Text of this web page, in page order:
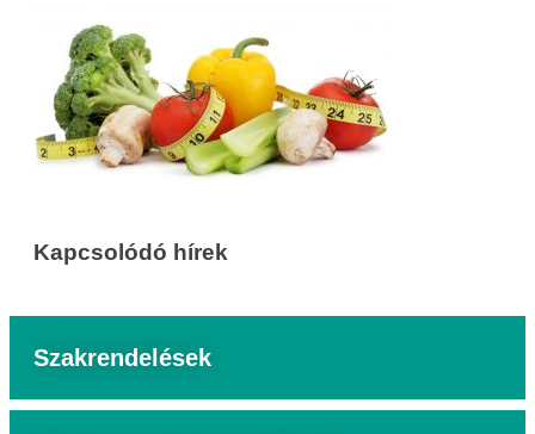
Kapcsolódó hírek
Szakrendelések